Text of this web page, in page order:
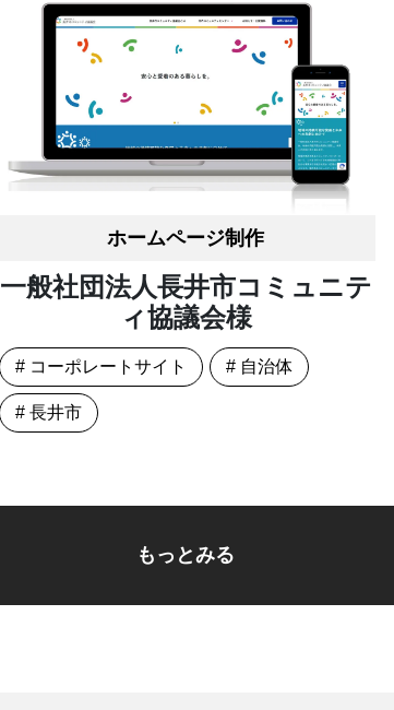
ホームページ制作
一般社団法人長井市コミュニテ
ィ協議会様
# コーポレートサイト # 自治体
# 長井市
もっとみる